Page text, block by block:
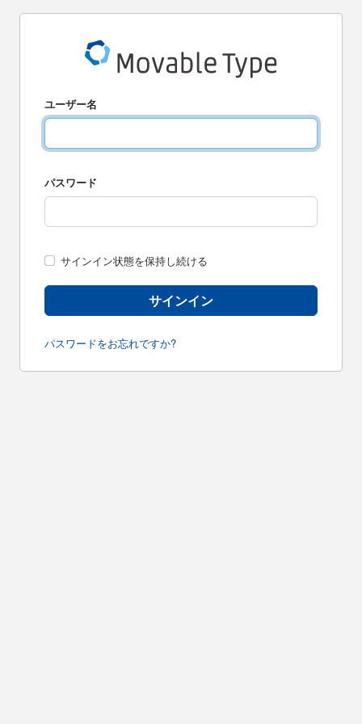
ユーザー名
パスワード
サインイン状態を保持し続ける
パスワードをお忘れですか?
サインイン